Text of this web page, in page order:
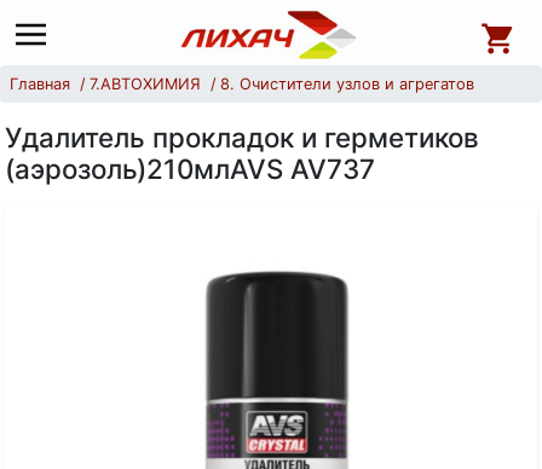
Главная 7.АВТОХИМИЯ 8. Очистители узлов и агрегатов
Удалитель прокладок и герметиков
(аэрозоль)210млAVS AV737